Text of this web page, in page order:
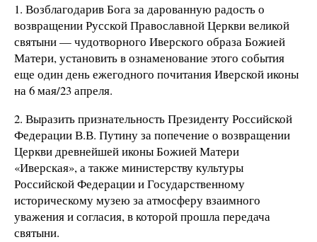
1. Возблагодарив Бога за дарованную радость о
возвращении Русской Православной Церкви великой
святыни — чудотворного Иверского образа Божией
Матери, установить в ознаменование этого события
еще один день ежегодного почитания Иверской иконы
на 6 мая/23 апреля.
2. Выразить признательность Президенту Российской
Федерации В.В. Путину за попечение о возвращении
Церкви древнейшей иконы Божией Матери
«Иверская», а также министерству культуры
Российской Федерации и Государственному
историческому музею за атмосферу взаимного
уважения и согласия, в которой прошла передача
святыни.